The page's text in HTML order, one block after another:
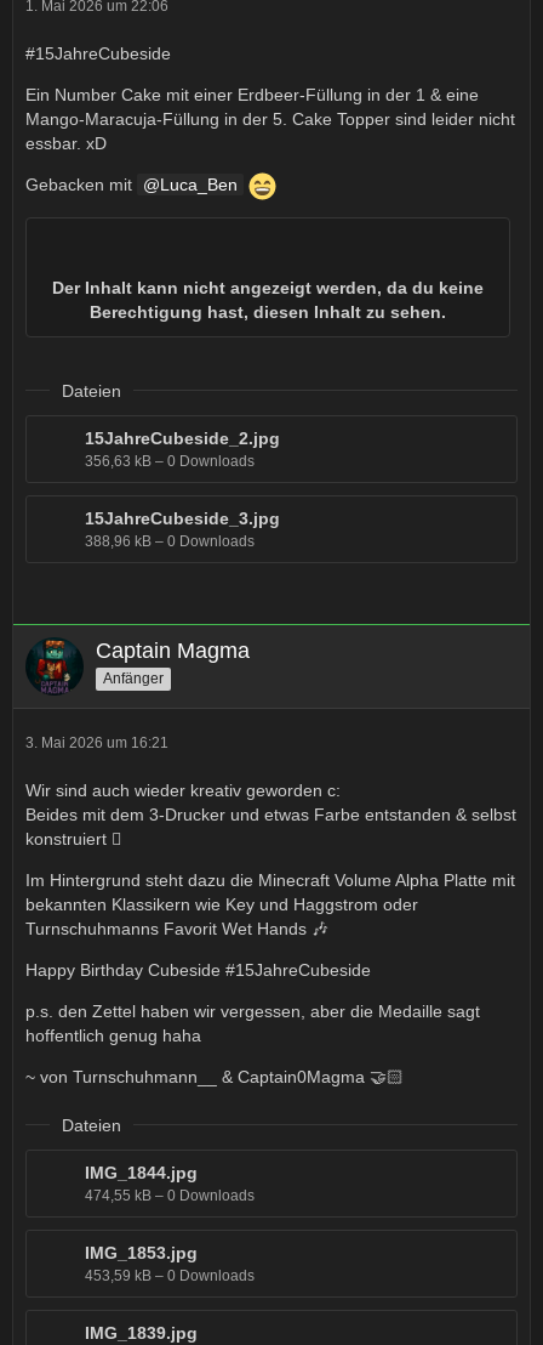
1. Mai 2026 um 22:06
#15JahreCubeside
Ein Number Cake mit einer Erdbeer-Füllung in der 1 & eine
Mango-Maracuja-Füllung in der 5. Cake Topper sind leider nicht
essbar. xD
Gebacken mit Luca_Ben
Der Inhalt kann nicht angezeigt werden, da du keine
Berechtigung hast, diesen Inhalt zu sehen.
Dateien
15JahreCubeside_2.jpg
356,63 kB – 0 Downloads
15JahreCubeside_3.jpg
388,96 kB – 0 Downloads
Captain Magma
Anfänger
3. Mai 2026 um 16:21
Wir sind auch wieder kreativ geworden c:
Beides mit dem 3-Drucker und etwas Farbe entstanden & selbst
konstruiert 🫟
Im Hintergrund steht dazu die Minecraft Volume Alpha Platte mit
bekannten Klassikern wie Key und Haggstrom oder
Turnschuhmanns Favorit Wet Hands 🎶
Happy Birthday Cubeside #15JahreCubeside
p.s. den Zettel haben wir vergessen, aber die Medaille sagt
hoffentlich genug haha
~ von Turnschuhmann__ & Captain0Magma 🤝🏻
Dateien
IMG_1844.jpg
474,55 kB – 0 Downloads
IMG_1853.jpg
453,59 kB – 0 Downloads
IMG_1839.jpg